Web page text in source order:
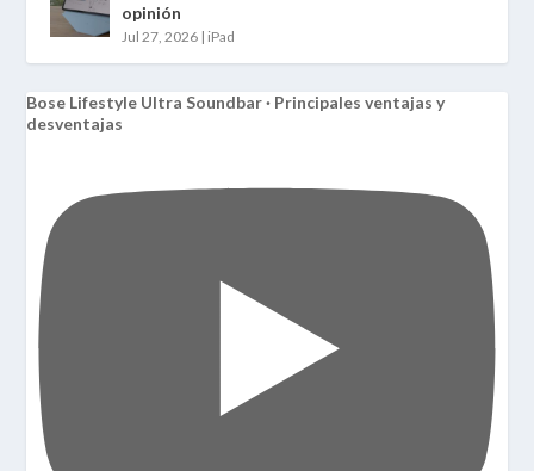
opinión
Jul 27, 2026 | iPad
Bose Lifestyle Ultra Soundbar · Principales ventajas y
desventajas